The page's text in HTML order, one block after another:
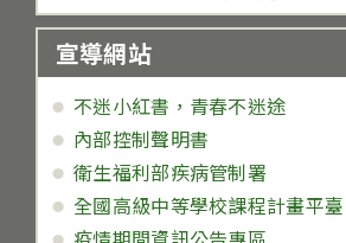
宣導網站
不迷小紅書，青春不迷途
內部控制聲明書
衛生福利部疾病管制署
全國高級中等學校課程計畫平臺